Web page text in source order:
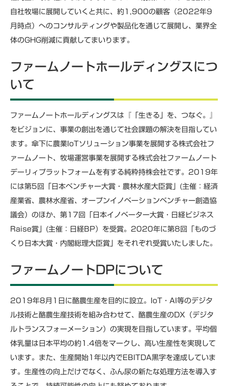
自社牧場に展開していくと共に、約1,900の顧客（2022年9
月時点）へのコンサルティングや製品化を通じて展開し、業界全
体のGHG削減に貢献してまいります。
ファームノートホールディングスにつ
いて
ファームノートホールディングスは『「生きる」を、つなぐ。』
をビジョンに、事業の創出を通じて社会課題の解決を目指してい
ます。傘下に農業IoTソリューション事業を展開する株式会社フ
ァームノート、牧場運営事業を展開する株式会社ファームノート
デーリィプラットフォームを有する純粋持株会社です。2019年
には第5回「日本ベンチャー大賞・農林水産大臣賞」(主催：経済
産業省、農林水産省、オープンイノベーションベンチャー創造協
議会）のほか、第17回「日本イノベーター大賞・日経ビジネス
Raise賞」(主催：日経BP）を受賞。2020年に第8回「ものづ
くり日本大賞・内閣総理大臣賞」をそれぞれ受賞いたしました。
ファームノートDPについて
2019年8月1日に酪農生産を目的に設立。IoT・AI等のデジタ
ル技術と酪農生産技術を組み合わせて、酪農生産のDX（デジタ
ルトランスフォーメーション）の実現を目指しています。平均個
体乳量は日本平均の約1.4倍をマークし、高い生産性を実現して
います。また、生産開始1年以内でEBITDA黒字を達成していま
す。生産性の向上だけでなく、ふん尿の新たな処理方法を導入す